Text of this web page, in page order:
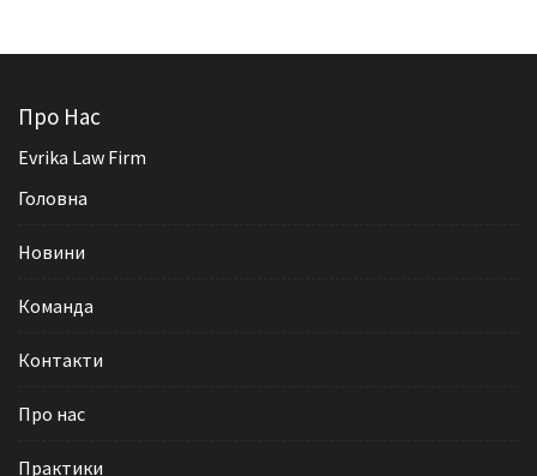
Про Нас
Evrika Law Firm
Головна
Новини
Команда
Контакти
Про нас
Практики